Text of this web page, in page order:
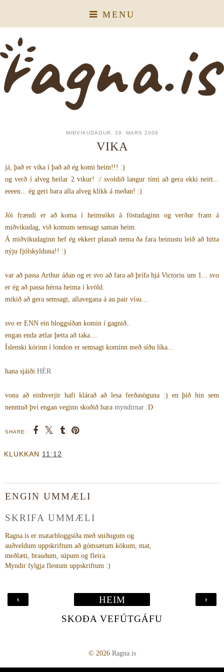
MENU
MIÐVIKUDAGUR, 29. MARS 2006
VIKA
já, það er vika í það að ég komi heim!!! :)
og verð í alveg heilar 2 vikur! :/ svoldið langur tími að gera ekki neitt...
eeeen... ég geri bara alla alveg klikk á meðan! :)
Jói frændi er að koma í heimsókn á föstudaginn og verður fram á
miðvikudag, við komum semsagt saman heim.
Á miðvikudaginn hef ég ekkert planað nema ða fara beinustu leið að hitta
nýju fjölskylduna!! :)
var að passa Arthur áðan og er svo að fara að þrífa hjá Victoriu um 1... svo
er ég að passa hérna heima í kvöld.
mikið að gera semsagt, allavegana á au pair vísu...
svo er ENN ein bloggsíðan komin í gagnið..
engan enda ætlar þetta að taka....
Íslenski kórinn í london er semsagt kominn með síðu líka...
hana sjáiði HÉR
vona að einhverjir hafi klárað að lesa ferðasöguna :) en þið hin sem
nenntuð því engan veginn skoðið bara myndirnar :D
SHARE:
KLUKKAN 11:12
ENGIN UMMÆLI
SKRIFA UMMÆLI
Ragna.is er matarbloggsíða með sniðugum og
auðveldum uppskriftum að gómsætum kökum, mat,
meðlæti, brauðum, súpum og fleira.
Myndir fylgja flestum uppskriftum :)
‹ ›
HEIM
SKOÐA VEFÚTGÁFU
© 2026 Ragna.is